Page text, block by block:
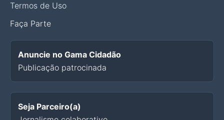
Termos de Uso
Faça Parte
Anuncie no Gama Cidadão
Publicação patrocinada
Seja Parceiro(a)